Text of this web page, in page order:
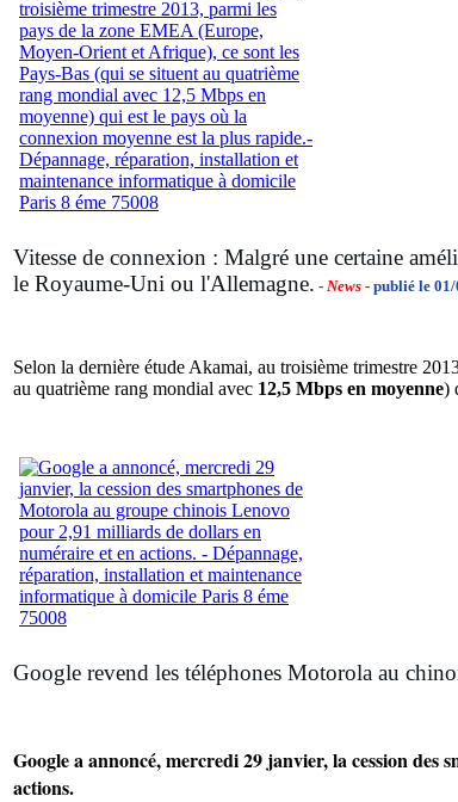
Vitesse de connexion : Malgré une certaine
le Royaume-Uni ou l'Allemagne. - News - publié le
Selon la dernière étude Akamai, au troisième trimestre
au quatrième rang mondial avec 12,5 Mbps en moyenne)
Google revend les téléphones Motorola au
Google a annoncé, mercredi 29 janvier, la cession
actions.